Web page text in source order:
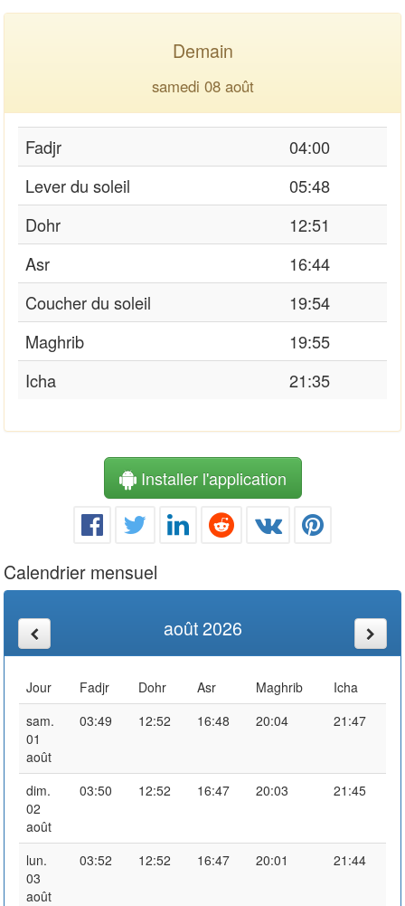
Demain
samedi 08 août
Fadjr
04:00
Lever du soleil
05:48
Dohr
12:51
Asr
16:44
Coucher du soleil
19:54
Maghrib
19:55
Icha
21:35
Installer l'application
Calendrier mensuel
août 2026
Jour Fadjr Dohr Asr Maghrib
Icha
sam.
01
août
03:49 12:52 16:48 20:04 21:47
dim.
02
août
03:50 12:52 16:47 20:03 21:45
lun.
03
août
03:52 12:52 16:47 20:01 21:44